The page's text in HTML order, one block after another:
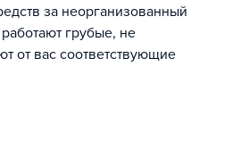
за неорганизованный
грубые, не
от вас соответствующие